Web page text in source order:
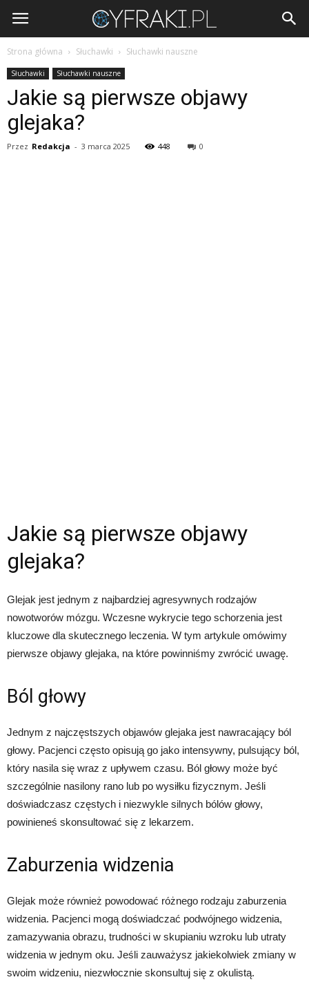
Cyfraki.pl
Strona główna Słuchawki Słuchawki nauszne
Słuchawki Słuchawki nauszne
Jakie są pierwsze objawy
glejaka?
Przez Redakcja - 3 marca 2025 448 0
Jakie są pierwsze objawy
glejaka?
Glejak jest jednym z najbardziej agresywnych rodzajów
nowotworów mózgu. Wczesne wykrycie tego schorzenia jest
kluczowe dla skutecznego leczenia. W tym artykule omówimy
pierwsze objawy glejaka, na które powinniśmy zwrócić uwagę.
Ból głowy
Jednym z najczęstszych objawów glejaka jest nawracający ból
głowy. Pacjenci często opisują go jako intensywny, pulsujący ból,
który nasila się wraz z upływem czasu. Ból głowy może być
szczególnie nasilony rano lub po wysiłku fizycznym. Jeśli
doświadczasz częstych i niezwykle silnych bólów głowy,
powinieneś skonsultować się z lekarzem.
Zaburzenia widzenia
Glejak może również powodować różnego rodzaju zaburzenia
widzenia. Pacjenci mogą doświadczać podwójnego widzenia,
zamazywania obrazu, trudności w skupianiu wzroku lub utraty
widzenia w jednym oku. Jeśli zauważysz jakiekolwiek zmiany w
swoim widzeniu, niezwłocznie skonsultuj się z okulistą.